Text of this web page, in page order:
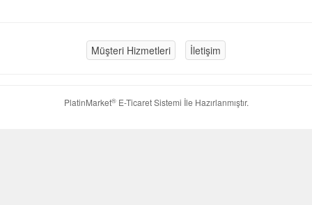
Müşteri Hizmetleri İletişim
PlatinMarket®E-Ticaret Sistemi İle Hazırlanmıştır.